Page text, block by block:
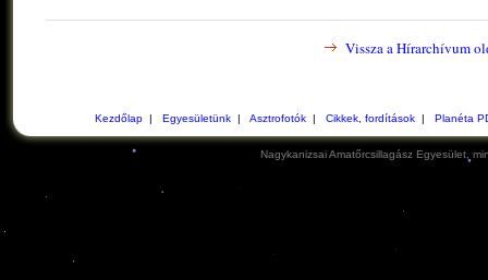
Vissza a Hírarchívum
Kezdőlap| Egyesületünk| Asztrofotók| Cikkek, fordítások| Planéta
Nagykanizsai Amatőrcsillagász Egyesület,